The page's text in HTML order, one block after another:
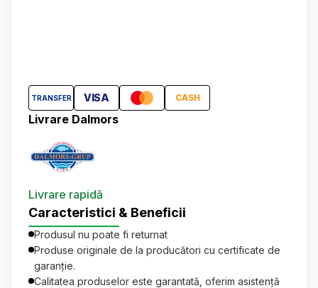
TRANSFER VISA CASH
Livrare Dalmors
Livrare rapidă
Caracteristici & Beneficii
Produsul nu poate fi returnat
Produse originale de la producători cu certificate de
garanție.
Calitatea produselor este garantată, oferim asistență